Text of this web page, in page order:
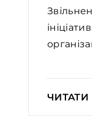
ЧИТАТИ